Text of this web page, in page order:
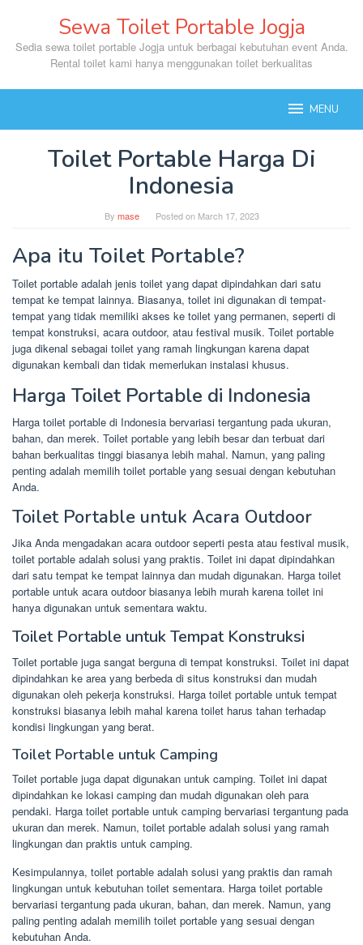
content
Sewa Toilet Portable Jogja
Sedia sewa toilet portable Jogja untuk berbagai kebutuhan event Anda.
Rental toilet kami hanya menggunakan toilet berkualitas
MENU
Toilet Portable Harga Di
Indonesia
By mase Posted on March 17, 2023
Apa itu Toilet Portable?
Toilet portable adalah jenis toilet yang dapat dipindahkan dari satu
tempat ke tempat lainnya. Biasanya, toilet ini digunakan di tempat-
tempat yang tidak memiliki akses ke toilet yang permanen, seperti di
tempat konstruksi, acara outdoor, atau festival musik. Toilet portable
juga dikenal sebagai toilet yang ramah lingkungan karena dapat
digunakan kembali dan tidak memerlukan instalasi khusus.
Harga Toilet Portable di Indonesia
Harga toilet portable di Indonesia bervariasi tergantung pada ukuran,
bahan, dan merek. Toilet portable yang lebih besar dan terbuat dari
bahan berkualitas tinggi biasanya lebih mahal. Namun, yang paling
penting adalah memilih toilet portable yang sesuai dengan kebutuhan
Anda.
Toilet Portable untuk Acara Outdoor
Jika Anda mengadakan acara outdoor seperti pesta atau festival musik,
toilet portable adalah solusi yang praktis. Toilet ini dapat dipindahkan
dari satu tempat ke tempat lainnya dan mudah digunakan. Harga toilet
portable untuk acara outdoor biasanya lebih murah karena toilet ini
hanya digunakan untuk sementara waktu.
Toilet Portable untuk Tempat Konstruksi
Toilet portable juga sangat berguna di tempat konstruksi. Toilet ini dapat
dipindahkan ke area yang berbeda di situs konstruksi dan mudah
digunakan oleh pekerja konstruksi. Harga toilet portable untuk tempat
konstruksi biasanya lebih mahal karena toilet harus tahan terhadap
kondisi lingkungan yang berat.
Toilet Portable untuk Camping
Toilet portable juga dapat digunakan untuk camping. Toilet ini dapat
dipindahkan ke lokasi camping dan mudah digunakan oleh para
pendaki. Harga toilet portable untuk camping bervariasi tergantung pada
ukuran dan merek. Namun, toilet portable adalah solusi yang ramah
lingkungan dan praktis untuk camping.
Kesimpulannya, toilet portable adalah solusi yang praktis dan ramah
lingkungan untuk kebutuhan toilet sementara. Harga toilet portable
bervariasi tergantung pada ukuran, bahan, dan merek. Namun, yang
paling penting adalah memilih toilet portable yang sesuai dengan
kebutuhan Anda.